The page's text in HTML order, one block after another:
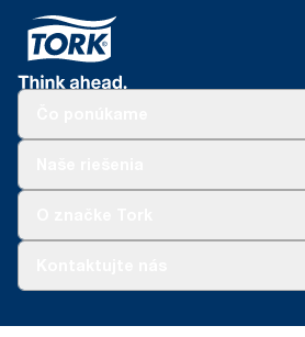
Essity Slovakia s.r.o.